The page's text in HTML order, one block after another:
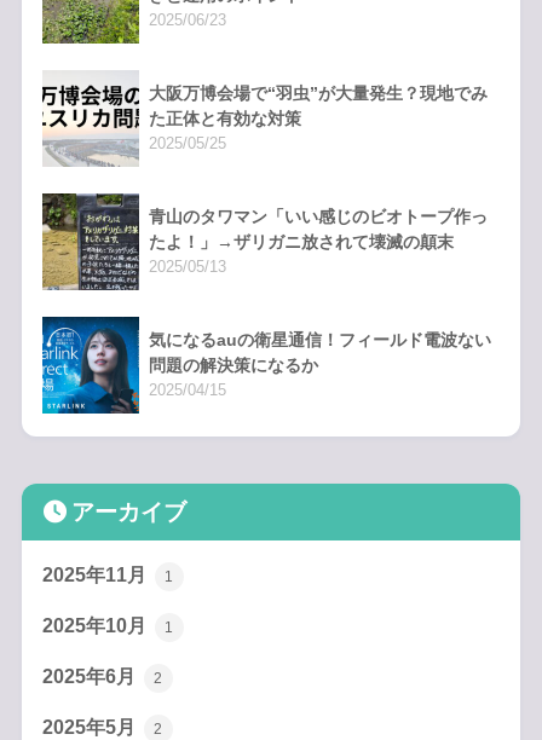
2025/06/23
大阪万博会場で“羽虫”が大量発生？現地でみ
た正体と有効な対策
2025/05/25
青山のタワマン「いい感じのビオトープ作っ
たよ！」→ザリガニ放されて壊滅の顛末
2025/05/13
気になるauの衛星通信！フィールド電波ない
問題の解決策になるか
2025/04/15
アーカイブ
2025年11月 1
2025年10月 1
2025年6月 2
2025年5月 2